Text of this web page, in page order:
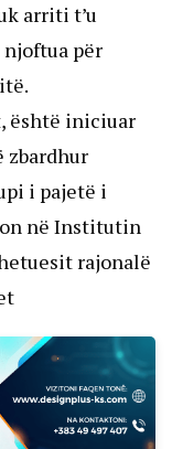
arriti t’u
për
është iniciuar
zbardhur
i pajetë i
në Institutin
rajonalë